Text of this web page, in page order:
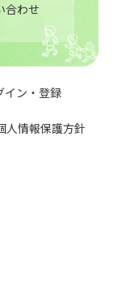
合わせ
イン・登録
人情報保護方針